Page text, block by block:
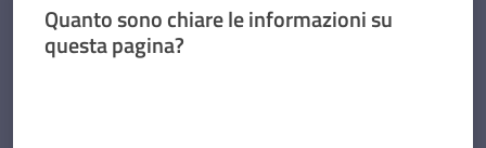
Quanto sono chiare le informazioni su
questa pagina?